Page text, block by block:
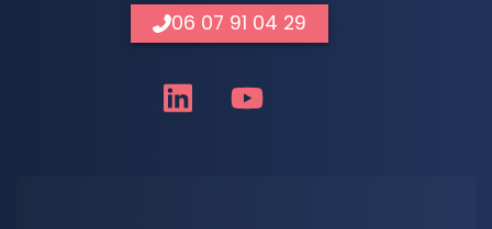
06 07 91 04 29